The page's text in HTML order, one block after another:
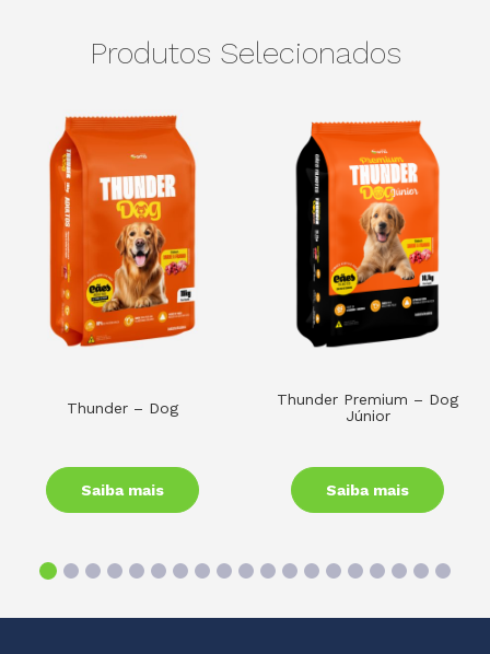
Produtos Selecionados
Thunder – Dog
Saiba mais
Thunder Premium – Dog
Júnior
Saiba mais